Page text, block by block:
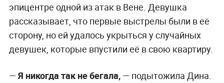
эпицентре одной из атак в Вене. Девушка
рассказывает, что первые выстрелы были в её
сторону, но ей удалось укрыться у случайных
девушек, которые впустили её в свою квартиру.
— Я никогда так не бегала,— подытожила Дина.